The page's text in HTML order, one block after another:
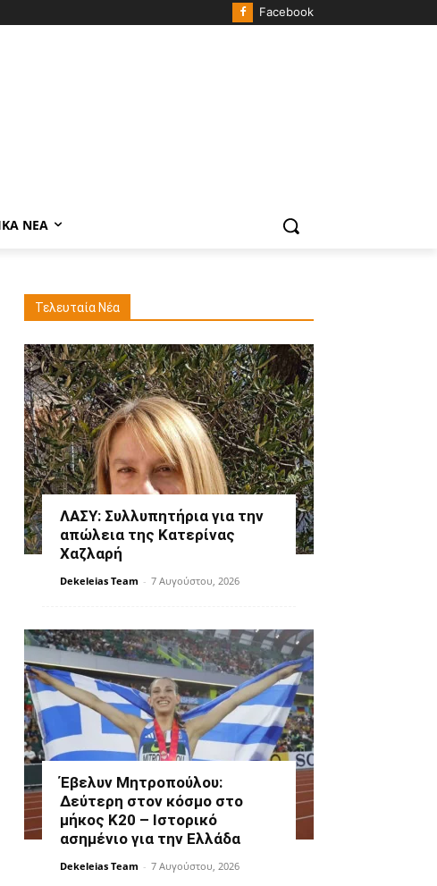
Facebook
ΝΈΑ
Τελευταία Νέα
ΛΑΣΥ: Συλλυπητήρια για την
απώλεια της Κατερίνας
Χαζλαρή
Dekeleias Team - 7 Αυγούστου, 2026
Έβελυν Μητροπούλου:
Δεύτερη στον κόσμο στο
μήκος Κ20 – Ιστορικό
ασημένιο για την Ελλάδα
Dekeleias Team - 7 Αυγούστου, 2026